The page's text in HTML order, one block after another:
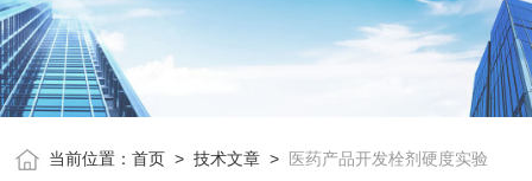
当前位置：首页 >技术文章 > 医药产品开发栓剂硬度实验